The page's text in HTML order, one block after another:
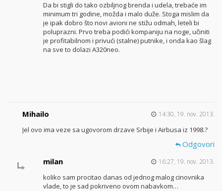
Da bi stigli do tako ozbiljnog brenda i udela, trebaće im
minimum tri godine, možda i malo duže. Stoga mislim da
je ipak dobro što novi avioni ne stižu odmah, leteli bi
poluprazni. Prvo treba podići kompaniju na noge, učiniti
je profitabilnom i privući (stalne) putnike, i onda kao šlag
na sve to dolazi A320neo.
Mihailo 14:30, 19. nov. 2013.
Jel ovo ima veze sa ugovorom drzave Srbije i Airbusa iz 1998.?
Odgovori
milan
16:27, 19. nov. 2013.
koliko sam procitao danas od jednog malog cinovnika
vlade, to je sad pokriveno ovom nabavkom…